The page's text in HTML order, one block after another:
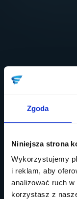
Zgoda
Niniejsza strona
Wykorzystujemy
i reklam, aby
analizować ruch
korzystasz z